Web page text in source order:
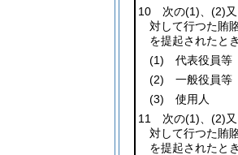
10 次の(1) (2)
対して行つた賄
を提起されたと
(1) 代表役員等
(2) 一般役員等
(3) 使用人
11 次の(1) (2)
対して行つた賄
を提起されたと